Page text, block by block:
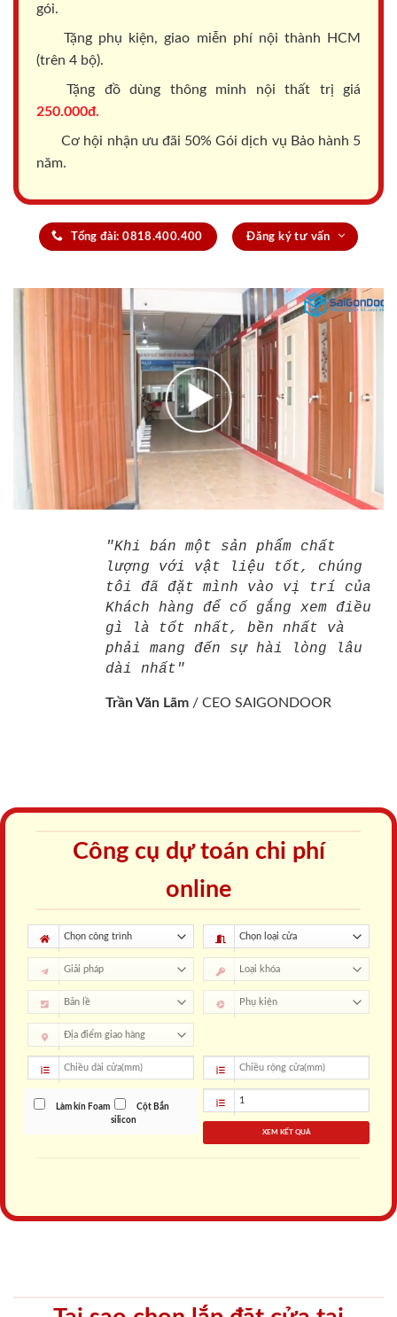
gói.
Tặng phụ kiện, giao miễn phí nội thành HCM
(trên 4 bộ).
Tặng đồ dùng thông minh nội thất trị giá
250.000đ.
Cơ hội nhận ưu đãi 50% Gói dịch vụ Bảo hành 5
năm.
Tổng đài: 0818.400.400 Đăng ký tư vấn
"Khi bán một sản phẩm chất
lượng với vật liệu tốt, chúng
tôi đã đặt mình vào vị trí của
Khách hàng để cố gắng xem điều
gì là tốt nhất, bền nhất và
phải mang đến sự hài lòng lâu
dài nhất"
Trần Văn Lãm / CEO SAIGONDOOR
Công cụ dự toán chi phí
online
Làm kín Foam
Cột Bắn
silicon
XEM KẾT QUẢ